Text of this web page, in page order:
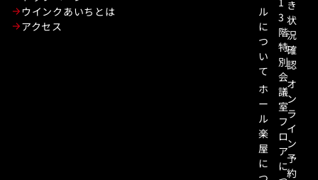
ウインクあいちとは
アクセス
ル
に
つ
い
て
ホ
ー
ル
楽
屋
に
3
階
特
別
会
議
室
フ
ロ
ア
に
き
状
況
確
認
オ
ン
ラ
イ
ン
予
約